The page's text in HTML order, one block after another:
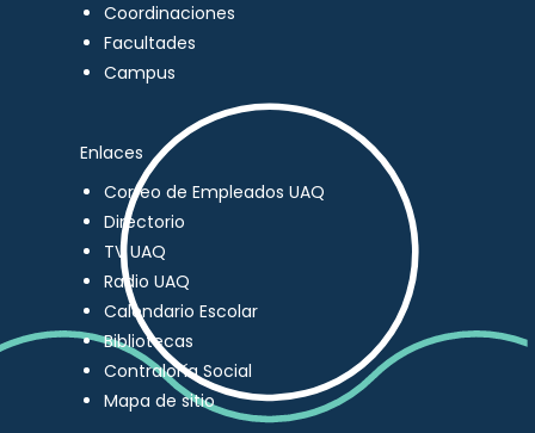
Coordinaciones
Facultades
Campus
Enlaces
Correo de Empleados UAQ
Directorio
TV UAQ
Radio UAQ
Calendario Escolar
Bibliotecas
Contraloría Social
Mapa de sitio